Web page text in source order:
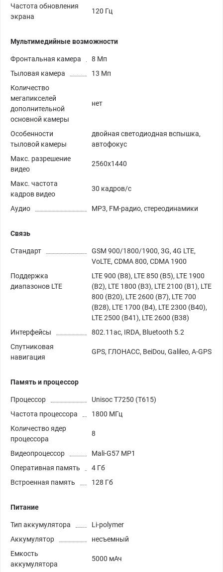
Частота обновления
экрана
120 Гц
Мультимедийные возможности
Фронтальная камера
8 Мп
Тыловая камера
13 Мп
Количество
мегапикселей
дополнительной
основной камеры
нет
Особенности
тыловой камеры
двойная светодиодная вспышка,
автофокус
Макс. разрешение
видео
2560x1440
Макс. частота
кадров видео
30 кадров/с
Аудио MP3, FM-радио, стереодинамики
Связь
Стандарт
GSM 900/1800/1900, 3G, 4G LTE,
VoLTE, CDMA 800, CDMA 1900
Поддержка
диапазонов LTE
LTE 900 (B8), LTE 850 (B5), LTE 1900
(B2), LTE 1800 (B3), LTE 2100 (B1), LTE
800 (B20), LTE 2600 (B7), LTE 700
(B28), LTE 1700 (B4), LTE 2300 (B40),
LTE 2500 (B41), LTE 2600 (B38)
Интерфейсы
802.11ac, IRDA, Bluetooth 5.2
Спутниковая
навигация
GPS, ГЛОНАСС, BeiDou, Galileo, A-GPS
Память и процессор
Процессор
Unisoc T7250 (T615)
Частота процессора
1800 МГц
Количество ядер
процессора
8
Видеопроцессор
Mali-G57 MP1
Оперативная память
4 Гб
Встроенная память
128 Гб
Питание
Тип аккумулятора
Li-polymer
Аккумулятор
несъемный
Емкость
аккумулятора
5000 мАч